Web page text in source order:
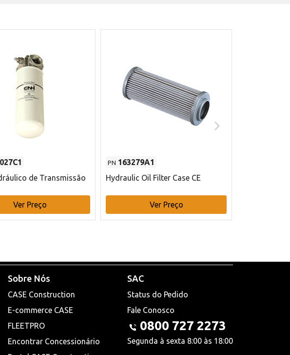
de Transmissão
Ver Preço
PN 163279A1
Hydraulic Oil Filter Case CE
Ver Preço
Sobre Nós
CASE Construction
E-commerce CASE
FLEETPRO
Encontrar Concessionário
SAC
Status do Pedido
Fale Conosco
0800 727 2273
Segunda à sexta 8:00 às 18:00